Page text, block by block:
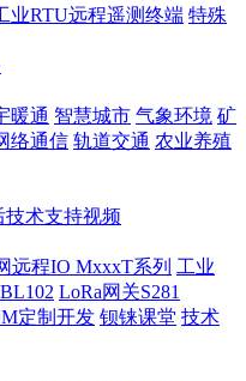
业RTU远程遥测终端 特殊
暖通 智慧城市 气象环境 矿
络通信 轨道交通 农业养殖
技术支持视频
远程IO MxxxT系列 工业
LoRa网关S281
定制开发 钡铼课堂 技术